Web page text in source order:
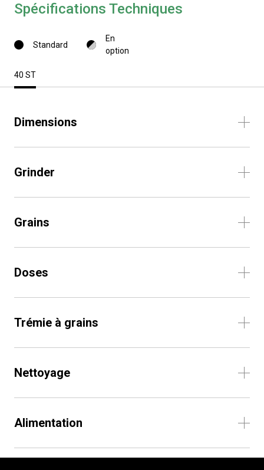
Spécifications Techniques
Standard
En
option
40 ST
Dimensions
Grinder
Grains
Doses
Trémie à grains
Nettoyage
Alimentation